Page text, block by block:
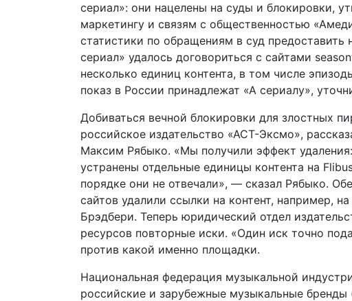
сериал»: они нацелены на суды и блокировки,
маркетингу и связям с общественностью
статистики по обращениям в суд предоставить
сериал» удалось договориться с сайтами
несколько единиц контента, в том числе
показ в России принадлежат «А сериалу»,
Добиваться вечной блокировки для злостных
российское издательство «АСТ-Эксмо»,
Максим Рябыко. «Мы получили эффект
устранены отдельные единицы контента на
порядке они не отвечали», — сказал Рябыко.
сайтов удалили ссылки на контент, например,
Брэдбери. Теперь юридический отдел
ресурсов повторные иски. «Один иск точно
против какой именно площадки.
Национальная федерация музыкальной
российские и зарубежные музыкальные бренды